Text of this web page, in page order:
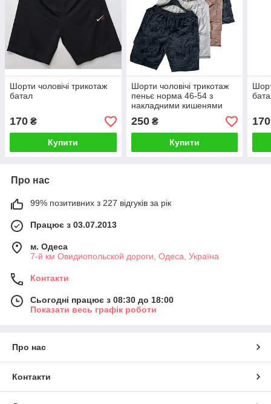
Шорти чоловічі трикотаж
батал
170 ₴
Купити
Шорти чоловічі трикотаж
пеньє норма 46-54 з
накладними кишенями
250₴
Купити
170
Про нас
99% позитивних з 227 відгуків за рік
Працює з 03.07.2013
м. Одеса
7-й км Овидиопольской дороги, Одеса, Україна
Контакти
Сьогодні працює з 08:30 до 18:00
Показати весь графік роботи
Про нас
Контакти